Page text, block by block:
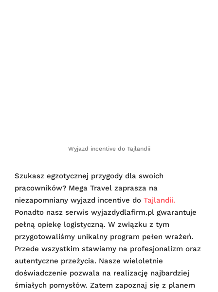
Wyjazd incentive do Tajlandii
Szukasz egzotycznej przygody dla swoich
pracowników? Mega Travel zaprasza na
niezapomniany wyjazd incentive do Tajlandii.
Ponadto nasz serwis wyjazdydlafirm.pl gwarantuje
pełną opiekę logistyczną. W związku z tym
przygotowaliśmy unikalny program pełen wrażeń.
Przede wszystkim stawiamy na profesjonalizm oraz
autentyczne przeżycia. Nasze wieloletnie
doświadczenie pozwala na realizację najbardziej
śmiałych pomysłów. Zatem zapoznaj się z planem